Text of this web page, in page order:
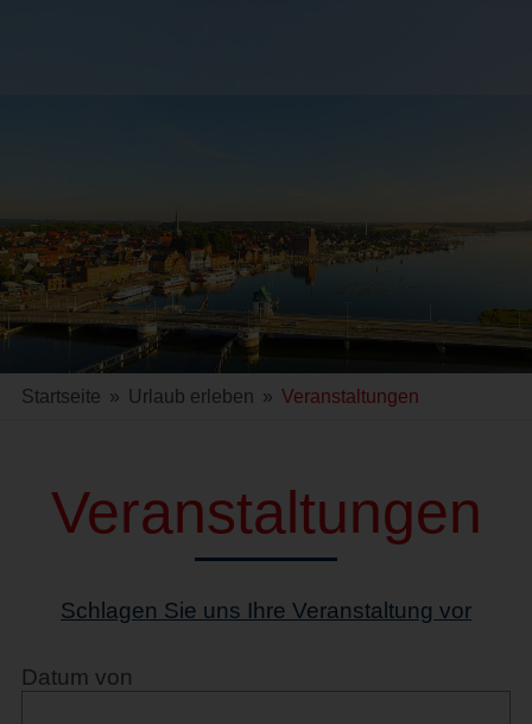
Startseite » Urlaub erleben » Veranstaltungen
Veranstaltungen
Schlagen Sie uns Ihre Veranstaltung vor
Datum von